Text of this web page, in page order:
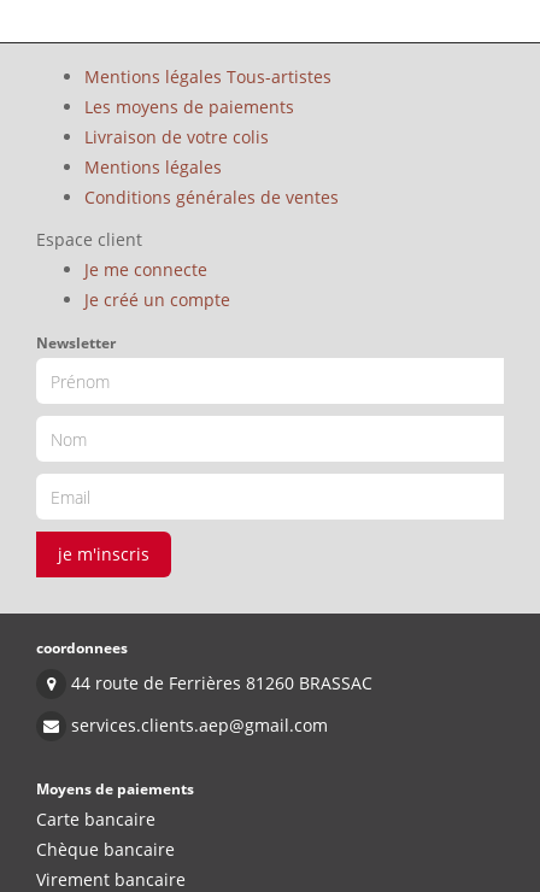
Mentions légales Tous-artistes
Les moyens de paiements
Livraison de votre colis
Mentions légales
Conditions générales de ventes
Espace client
Je me connecte
Je créé un compte
Newsletter
je m'inscris
coordonnees
44 route de Ferrières 81260 BRASSAC
services.clients.aep@gmail.com
Moyens de paiements
Carte bancaire
Chèque bancaire
Virement bancaire